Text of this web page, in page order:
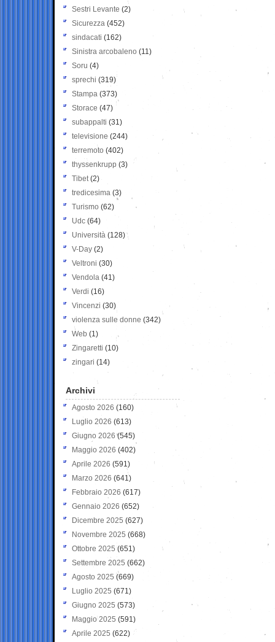
Sestri Levante (2)
Sicurezza (452)
sindacati (162)
Sinistra arcobaleno (11)
Soru (4)
sprechi (319)
Stampa (373)
Storace (47)
subappalti (31)
televisione(244)
terremoto (402)
thyssenkrupp (3)
Tibet(2)
tredicesima (3)
Turismo (62)
Udc (64)
Università (128)
V-Day (2)
Veltroni (30)
Vendola (41)
Verdi (16)
Vincenzi (30)
violenza sulle donne (342)
Web (1)
Zingaretti (10)
zingari (14)
Archivi
Agosto 2026 (160)
Luglio 2026 (613)
Giugno 2026 (545)
Maggio 2026 (402)
Aprile 2026 (591)
Marzo 2026 (641)
Febbraio 2026 (617)
Gennaio 2026 (652)
Dicembre 2025 (627)
Novembre 2025 (668)
Ottobre 2025 (651)
Settembre 2025 (662)
Agosto 2025 (669)
Luglio 2025 (671)
Giugno 2025 (573)
Maggio 2025 (591)
Aprile 2025 (622)